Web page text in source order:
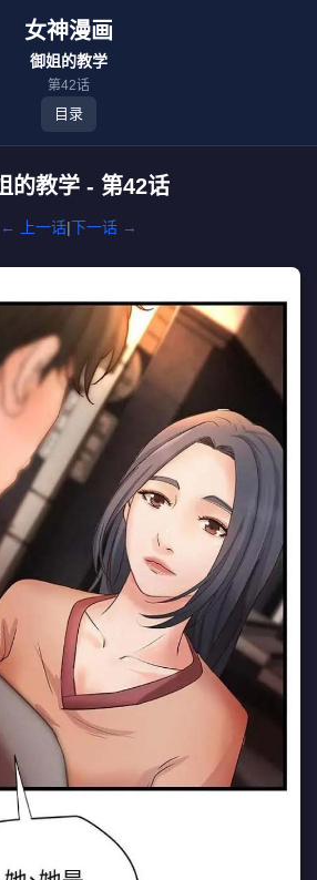
女神漫画
御姐的教学
第42话
目录
的教学 - 第42话
← 上一话|下一话 →